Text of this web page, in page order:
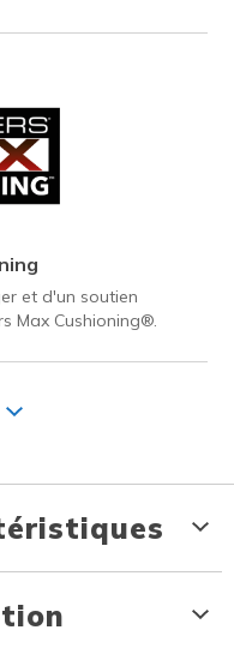
et d'un soutien
Max Cushioning®.